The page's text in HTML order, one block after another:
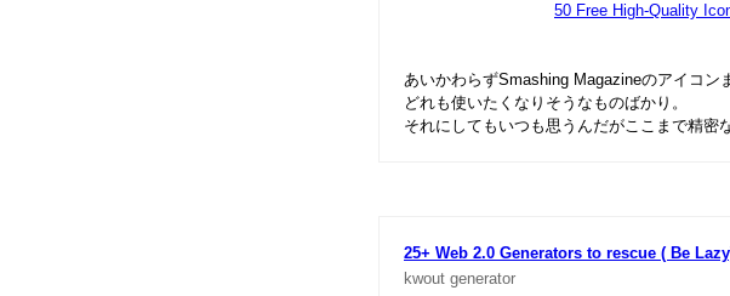
50 Free High-Quality
あいかわらずSmashing Magazineのアイコン
どれも使いたくなりそうなものばかり。
それにしてもいつも思うんだがここまで精密
25+ Web 2.0 Generators to rescue ( Be
kwout generator